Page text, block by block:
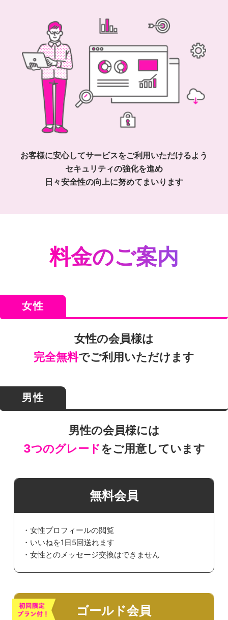
お客様に安心してサービスをご利用いただけるよう
セキュリティの強化を進め
日々安全性の向上に努めてまいります
料金のご案内
女性
女性の会員様は
完全無料でご利用いただけます
男性
男性の会員様には
3つのグレードをご用意しています
無料会員
・女性プロフィールの閲覧
・いいねを1日5回送れます
・女性とのメッセージ交換はできません
ゴールド会員